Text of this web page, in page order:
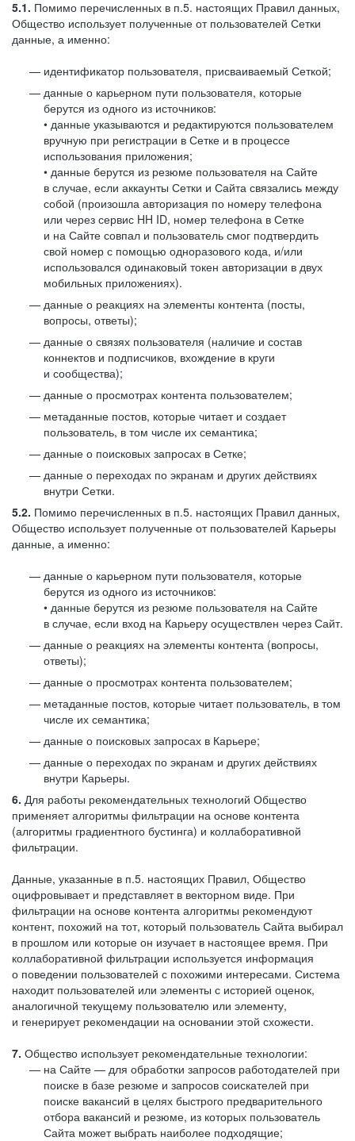
5.1. Помимо перечисленных в п.5. настоящих Правил данных,
Общество использует полученные от пользователей Сетки
данные, а именно:
идентификатор пользователя, присваиваемый Сеткой;
данные о карьерном пути пользователя, которые
берутся из одного из источников:
• данные указываются и редактируются пользователем
вручную при регистрации в Сетке и в процессе
использования приложения;
• данные берутся из резюме пользователя на Сайте
в случае, если аккаунты Сетки и Сайта связались между
собой (произошла авторизация по номеру телефона
или через сервис HH ID, номер телефона в Сетке
и на Сайте совпал и пользователь смог подтвердить
свой номер с помощью одноразового кода, и/или
использовался одинаковый токен авторизации в двух
мобильных приложениях).
данные о реакциях на элементы контента (посты,
вопросы, ответы);
данные о связях пользователя (наличие и состав
коннектов и подписчиков, вхождение в круги
и сообщества);
данные о просмотрах контента пользователем;
метаданные постов, которые читает и создает
пользователь, в том числе их семантика;
данные о поисковых запросах в Сетке;
данные о переходах по экранам и других действиях
внутри Сетки.
5.2. Помимо перечисленных в п.5. настоящих Правил данных,
Общество использует полученные от пользователей Карьеры
данные, а именно:
данные о карьерном пути пользователя, которые
берутся из одного из источников:
• данные берутся из резюме пользователя на Сайте
в случае, если вход на Карьеру осуществлен через Сайт.
данные о реакциях на элементы контента (вопросы,
ответы);
данные о просмотрах контента пользователем;
метаданные постов, которые читает пользователь, в том
числе их семантика;
данные о поисковых запросах в Карьере;
данные о переходах по экранам и других действиях
внутри Карьеры.
6. Для работы рекомендательных технологий Общество
применяет алгоритмы фильтрации на основе контента
(алгоритмы градиентного бустинга) и коллаборативной
фильтрации.
Данные, указанные в п.5. настоящих Правил, Общество
оцифровывает и представляет в векторном виде. При
фильтрации на основе контента алгоритмы рекомендуют
контент, похожий на тот, который пользователь Сайта выбирал
в прошлом или которые он изучает в настоящее время. При
коллаборативной фильтрации используется информация
о поведении пользователей с похожими интересами. Система
находит пользователей или элементы с историей оценок,
аналогичной текущему пользователю или элементу,
и генерирует рекомендации на основании этой схожести.
7. Общество использует рекомендательные технологии:
на Сайте — для обработки запросов работодателей при
поиске в базе резюме и запросов соискателей при
поиске вакансий в целях быстрого предварительного
отбора вакансий и резюме, из которых пользователь
Сайта может выбрать наиболее подходящие;